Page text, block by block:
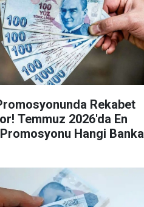
Rekabet
Temmuz 2026'da En
Hangi Banka